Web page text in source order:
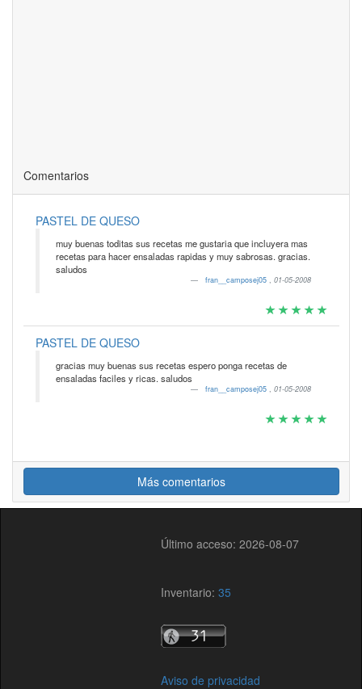
Comentarios
PASTEL DE QUESO
muy buenas toditas sus recetas me gustaria que incluyera mas
recetas para hacer ensaladas rapidas y muy sabrosas. gracias.
saludos
fran__camposej05 , 01-05-2008
PASTEL DE QUESO
gracias muy buenas sus recetas espero ponga recetas de
ensaladas faciles y ricas. saludos
fran__camposej05 , 01-05-2008
Más comentarios
Último acceso: 2026-08-07
Inventario:35
Aviso de privacidad